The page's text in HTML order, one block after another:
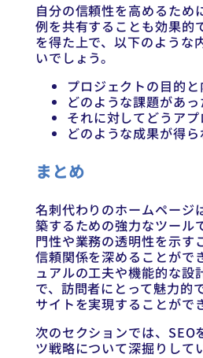
自分の信頼性を高めるため
例を共有することも効果的
を得た上で、以下のような
いでしょう。
プロジェクトの目的
どのような課題があ
それに対してどうア
どのような成果が得
まとめ
名刺代わりのホームページ
築するための強力なツール
門性や業務の透明性を示す
信頼関係を深めることがで
ュアルの工夫や機能的な設
で、訪問者にとって魅力的
サイトを実現することがで
次のセクションでは、SEO
ツ戦略について深掘りして